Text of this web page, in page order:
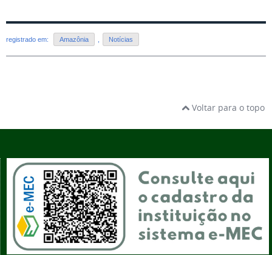
registrado em: Amazônia , Notícias
Voltar para o topo